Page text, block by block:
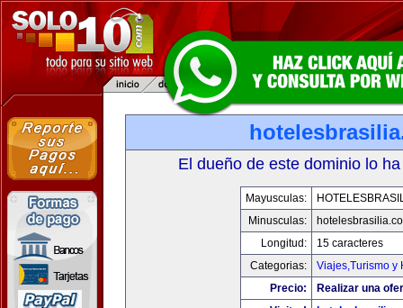
El dueño de este dominio lo
Mayusculas:
Minusculas:
Longitud:
15 caracteres
Categorias:
Viajes,Turismo y
Precio:
Realizar una